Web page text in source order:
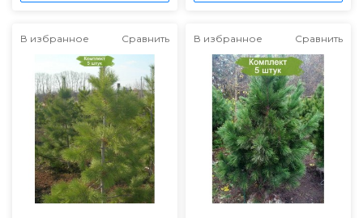
В избранное Сравнить В избранное Сравнить